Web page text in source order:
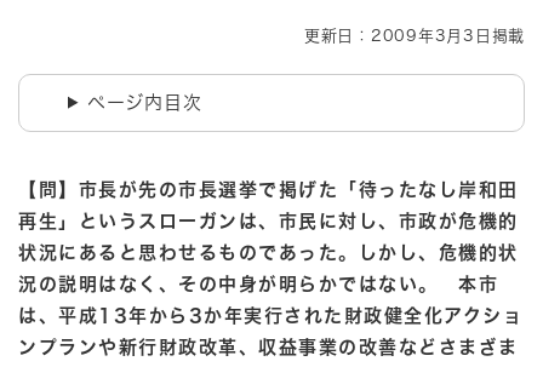
更新日：2009年3月3日掲載
ページ内目次
【問】市長が先の市長選挙で掲げた「待ったなし岸和田
再生」というスローガンは、市民に対し、市政が危機的
状況にあると思わせるものであった。しかし、危機的状
況の説明はなく、その中身が明らかではない。 本市
は、平成13年から3か年実行された財政健全化アクショ
ンプランや新行財政改革、収益事業の改善などさまざま